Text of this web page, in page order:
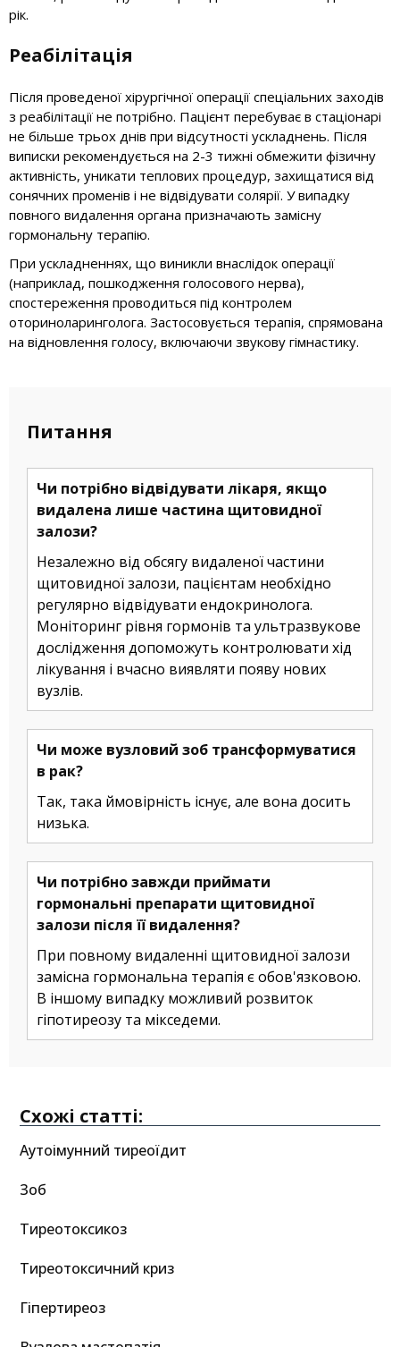
рік.
Реабілітація
Після проведеної хірургічної операції спеціальних заходів
з реабілітації не потрібно. Пацієнт перебуває в стаціонарі
не більше трьох днів при відсутності ускладнень. Після
виписки рекомендується на 2-3 тижні обмежити фізичну
активність, уникати теплових процедур, захищатися від
сонячних променів і не відвідувати солярії. У випадку
повного видалення органа призначають замісну
гормональну терапію.
При ускладненнях, що виникли внаслідок операції
(наприклад, пошкодження голосового нерва),
спостереження проводиться під контролем
оториноларинголога. Застосовується терапія, спрямована
на відновлення голосу, включаючи звукову гімнастику.
Питання
Чи потрібно відвідувати лікаря, якщо
видалена лише частина щитовидної
залози?
Незалежно від обсягу видаленої частини
щитовидної залози, пацієнтам необхідно
регулярно відвідувати ендокринолога.
Моніторинг рівня гормонів та ультразвукове
дослідження допоможуть контролювати хід
лікування і вчасно виявляти появу нових
вузлів.
Чи може вузловий зоб трансформуватися
в рак?
Так, така ймовірність існує, але вона досить
низька.
Чи потрібно завжди приймати
гормональні препарати щитовидної
залози після її видалення?
При повному видаленні щитовидної залози
замісна гормональна терапія є обов'язковою.
В іншому випадку можливий розвиток
гіпотиреозу та мікседеми.
Схожі статті:
Аутоімунний тиреоїдит
Зоб
Тиреотоксикоз
Тиреотоксичний криз
Гіпертиреоз